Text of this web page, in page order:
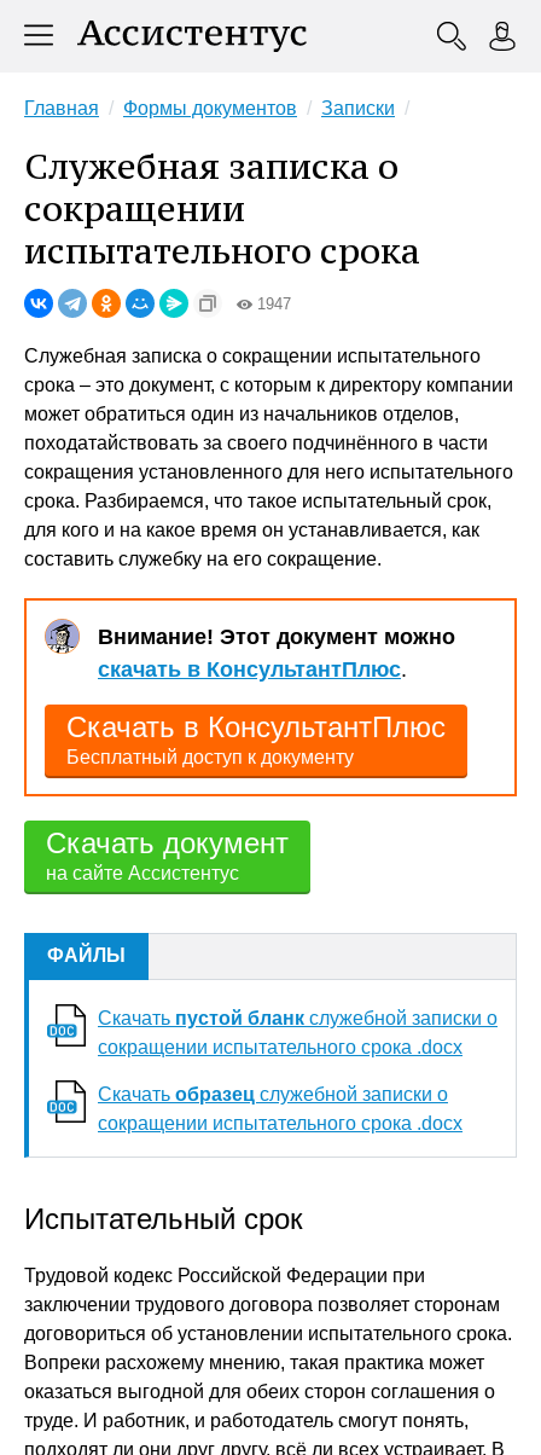
Главная Формы документов Записки
Служебная записка о
сокращении
испытательного срока
1947
Служебная записка о сокращении испытательного
срока – это документ, с которым к директору компании
может обратиться один из начальников отделов,
походатайствовать за своего подчинённого в части
сокращения установленного для него испытательного
срока. Разбираемся, что такое испытательный срок,
для кого и на какое время он устанавливается, как
составить служебку на его сокращение.
Внимание! Этот документ можно
скачать в КонсультантПлюс.
Скачать в КонсультантПлюс
Бесплатный доступ к документу
Скачать документ
на сайте Ассистентус
ФАЙЛЫ
Скачать пустой бланк служебной записки о
сокращении испытательного срока .docx
Скачать образец служебной записки о
сокращении испытательного срока .docx
Испытательный срок
Трудовой кодекс Российской Федерации при
заключении трудового договора позволяет сторонам
договориться об установлении испытательного срока.
Вопреки расхожему мнению, такая практика может
оказаться выгодной для обеих сторон соглашения о
труде. И работник, и работодатель смогут понять,
подходят ли они друг другу, всё ли всех устраивает. В